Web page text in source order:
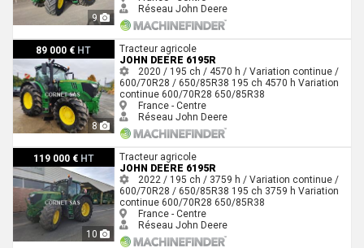
9
Réseau John Deere
89 000 € HT
8
John Deere 6195R
Tracteur agricole
JOHN DEERE 6195R
2020 / 195 ch / 4570 h / Variation continue /
600/70R28 / 650/85R38 195 ch 4570 h Variation
continue 600/70R28 650/85R38
France - Centre
Réseau John Deere
119 000 € HT
10
John Deere 6195R
Tracteur agricole
JOHN DEERE 6195R
2022 / 195 ch / 3759 h / Variation continue /
600/70R28 / 650/85R38 195 ch 3759 h Variation
continue 600/70R28 650/85R38
France - Centre
Réseau John Deere